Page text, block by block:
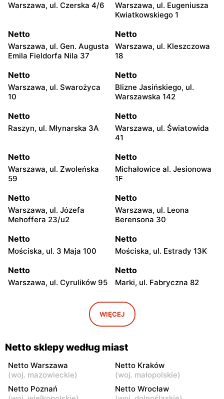
Warszawa, ul. Czerska 4/6
Warszawa, ul. Eugeniusza
Kwiatkowskiego 1
Netto
Warszawa, ul. Gen. Augusta
Emila Fieldorfa Nila 37
Netto
Warszawa, ul. Kleszczowa
18
Netto
Warszawa, ul. Swarożyca
10
Netto
Blizne Jasińskiego, ul.
Warszawska 142
Netto
Raszyn, ul. Młynarska 3A
Netto
Warszawa, ul. Światowida
41
Netto
Warszawa, ul. Zwoleńska
59
Netto
Michałowice al. Jesionowa
1F
Netto
Warszawa, ul. Józefa
Mehoffera 23/u2
Netto
Warszawa, ul. Leona
Berensona 30
Netto
Mościska, ul. 3 Maja 100
Netto
Mościska, ul. Estrady 13K
Netto
Warszawa, ul. Cyrulików 95
Netto
Marki, ul. Fabryczna 82
Warszawa, ul. Wisełki 6
Netto
Warszawa, ul. Mochtyńska
101
Netto
Warszawa, ul. Wał
Miedzeszyński 69
Netto
Netto
Łomianki, ul. Warszawska
Netto
Piaseczno, ul. Puławska 29
WIĘCEJ
Netto sklepy według miast
Netto Warszawa
(woj. mazowieckie)
Netto Kraków
(woj. małopolskie)
Netto Poznań
Netto Wrocław